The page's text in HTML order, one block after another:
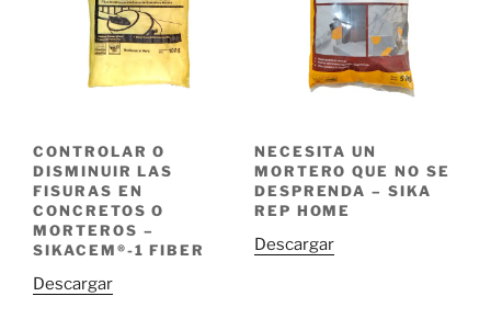
CONTROLAR O
DISMINUIR LAS
FISURAS EN
CONCRETOS O
MORTEROS –
SIKACEM®-1 FIBER
Descargar
NECESITA UN
MORTERO QUE NO SE
DESPRENDA – SIKA
REP HOME
Descargar